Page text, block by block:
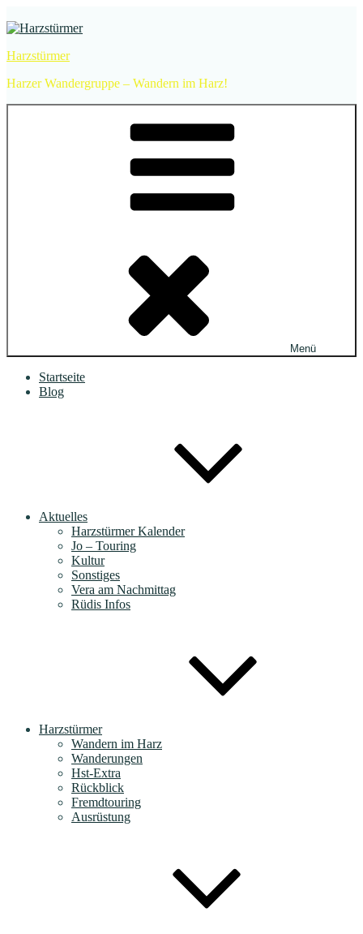
Inhalt
Harzstürmer
Harzer Wandergruppe – Wandern im Harz!
Menü
Startseite
Blog
Aktuelles
Harzstürmer Kalender
Jo – Touring
Kultur
Sonstiges
Vera am Nachmittag
Rüdis Infos
Harzstürmer
Wandern im Harz
Wanderungen
Hst-Extra
Rückblick
Fremdtouring
Ausrüstung